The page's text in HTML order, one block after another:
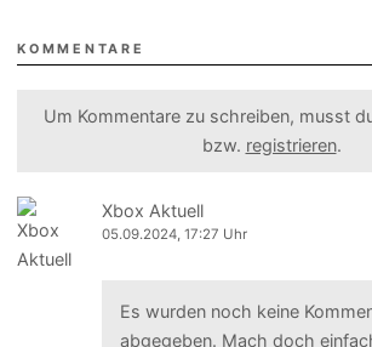
KOMMENTARE
Um Kommentare zu schreiben, musst
bzw. registrieren.
Xbox Aktuell
05.09.2024, 17:27 Uhr
Es wurden noch keine
abgegeben. Mach doch